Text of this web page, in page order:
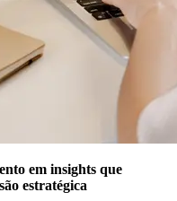
em insights que
estratégica